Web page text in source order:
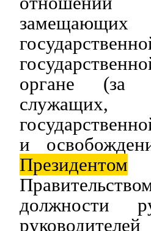
органе (за
служащих,
и
Президентом
должности